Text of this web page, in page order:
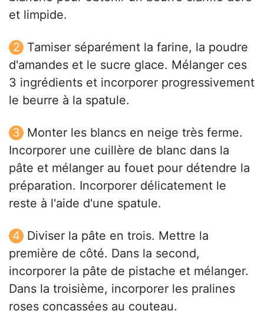
et limpide.
Tamiser séparément la farine, la poudre
d'amandes et le sucre glace. Mélanger ces
3 ingrédients et incorporer progressivement
le beurre à la spatule.
Monter les blancs en neige très ferme.
Incorporer une cuillère de blanc dans la
pâte et mélanger au fouet pour détendre la
préparation. Incorporer délicatement le
reste à l'aide d'une spatule.
Diviser la pâte en trois. Mettre la
première de côté. Dans la second,
incorporer la pâte de pistache et mélanger.
Dans la troisième, incorporer les pralines
roses concassées au couteau.